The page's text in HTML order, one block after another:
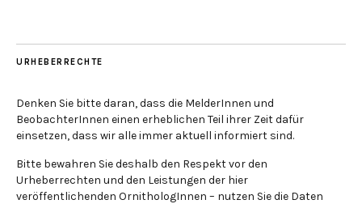
URHEBERRECHTE
Denken Sie bitte daran, dass die MelderInnen und
BeobachterInnen einen erheblichen Teil ihrer Zeit dafür
einsetzen, dass wir alle immer aktuell informiert sind.
Bitte bewahren Sie deshalb den Respekt vor den
Urheberrechten und den Leistungen der hier
veröffentlichenden OrnithologInnen – nutzen Sie die Daten